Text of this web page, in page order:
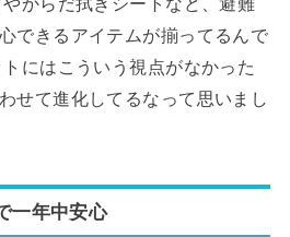
できるアイテムが揃ってるんで
にはこういう視点がなかった
せて進化してるなって思いまし
一年中安心